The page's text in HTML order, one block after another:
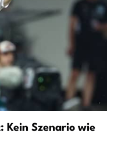
Kein Szenario wie